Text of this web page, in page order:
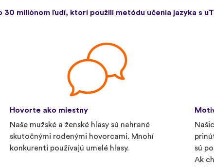
30 miliónom ľudí, ktorí použili metódu učenia jazyka s
Hovorte ako miestny
Naše mužské a ženské hlasy sú nahrané
skutočnými rodenými hovorcami. Mnohí
konkurenti používajú umelé hlasy.
sú
Ak